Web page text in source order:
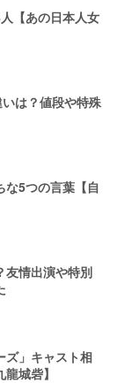
【あの日本人女
は？値段や特殊
な5つの言葉【自
友情出演や特別
ズ」キャスト相
城砦】